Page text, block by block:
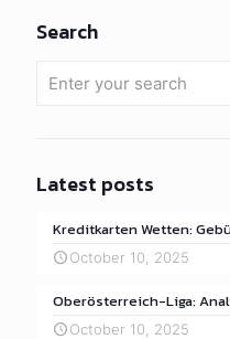
Search
Latest posts
Kreditkarten Wetten:
October 10, 2025
Oberösterreich-Liga:
October 10, 2025